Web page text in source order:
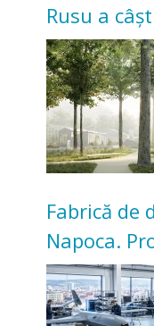
Rusu a
Fabrică de
Napoca.
înceapă în